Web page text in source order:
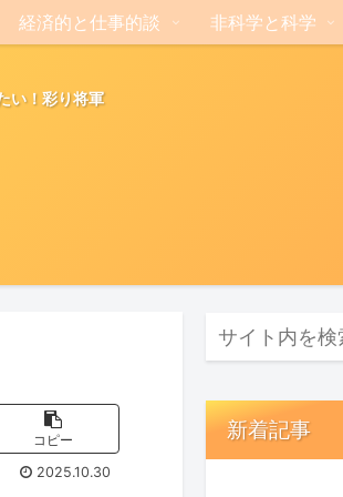
い！彩り将軍
経済的と仕事的談 非科学と科学
コピー
2025.10.30
新着記事